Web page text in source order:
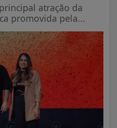
atração da
promovida pela...